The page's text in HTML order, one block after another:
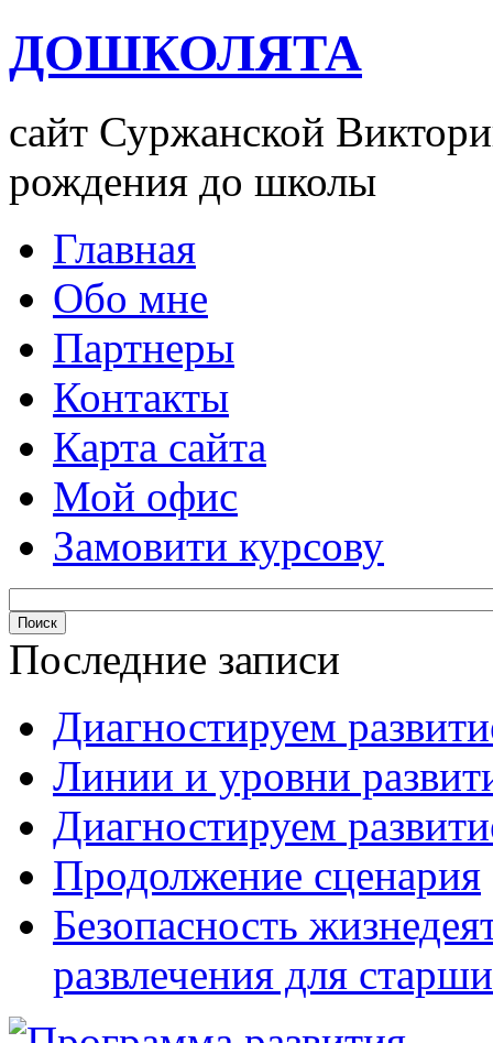
ДОШКОЛЯТА
сайт Суржанской
рождения до школы
Главная
Обо мне
Партнеры
Контакты
Карта сайта
Мой офис
Замовити курсову
Последние записи
Диагностируем
Линии и уровни
Диагностируем
Продолжение сценария
Безопасность
развлечения для